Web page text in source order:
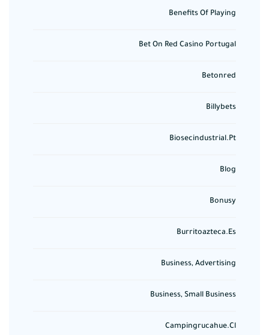
Benefits Of Playing
Bet On Red Casino Portugal
Betonred
Billybets
Biosecindustrial.pt
Blog
Bonusy
Burritoazteca.es
Business, Advertising
Business, Small Business
Campingrucahue.cl